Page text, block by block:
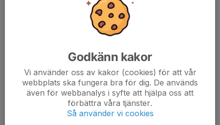
Godkänn kakor
Vi använder oss av kakor (cookies) för att vår
webbplats ska fungera bra för dig. De används
även för webbanalys i syfte att hjälpa oss att
förbättra våra tjänster.
Så använder vi cookies